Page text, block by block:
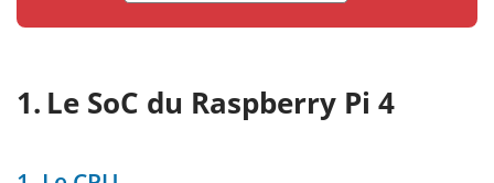
Le SoC du Raspberry Pi 4